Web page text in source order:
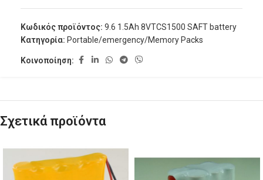
Κωδικός προϊόντος: 9.6 1.5Ah 8VTCS1500 SAFT battery
Κατηγορία: Portable/emergency/Memory Packs
Κοινοποίηση:
Σχετικά προϊόντα